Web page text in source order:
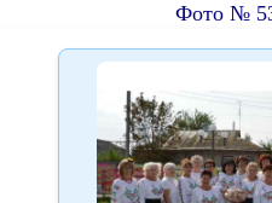
Фото №